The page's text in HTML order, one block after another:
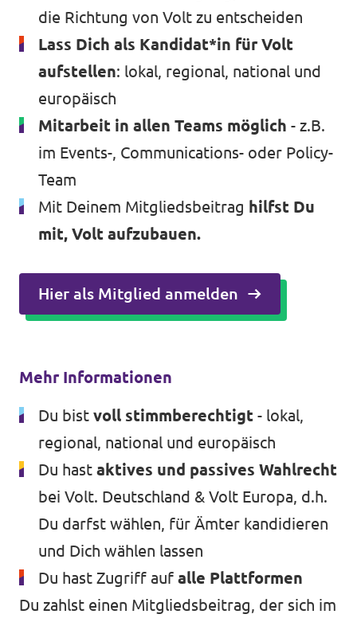
die Richtung von Volt zu entscheiden
Lass Dich als Kandidat*in für Volt
aufstellen: lokal, regional, national und
europäisch
Mitarbeit in allen Teams möglich - z.B.
im Events-, Communications- oder Policy-
Team
Mit Deinem Mitgliedsbeitrag hilfst Du
mit, Volt aufzubauen.
Hier als Mitglied anmelden
Mehr Informationen
Du bist voll stimmberechtigt - lokal,
regional, national und europäisch
Du hast aktives und passives Wahlrecht
bei Volt. Deutschland & Volt Europa, d.h.
Du darfst wählen, für Ämter kandidieren
und Dich wählen lassen
Du hast Zugriff auf alle Plattformen
Du zahlst einen Mitgliedsbeitrag, der sich im